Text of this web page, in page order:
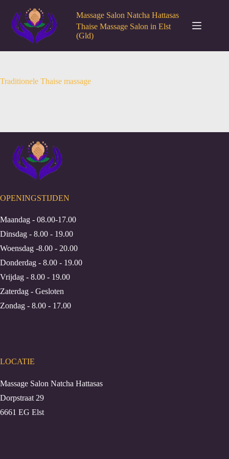
inhoud
Massage Salon Natcha Hattasas
Thaise Massage Salon in Elst
(Gld)
Traditionele Thaise massage
OPENINGSTIJDEN
Maandag - 08.00-17.00
Dinsdag - 8.00 - 19.00
Woensdag -8.00 - 20.00
Donderdag - 8.00 - 19.00
Vrijdag - 8.00 - 19.00
Zaterdag - Gesloten
Zondag - 8.00 - 17.00
LOCATIE
Massage Salon Natcha Hattasas
Dorpstraat 29
6661 EG Elst